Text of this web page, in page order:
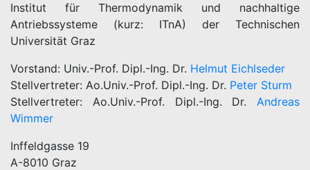
Institut für Thermodynamik und nachhaltige
Antriebssysteme (kurz: ITnA) der Technischen
Universität Graz
Vorstand: Univ.-Prof. Dipl.-Ing. Dr. Helmut Eichlseder
Stellvertreter: Ao.Univ.-Prof. Dipl.-Ing. Dr. Peter Sturm
Stellvertreter: Ao.Univ.-Prof. Dipl.-Ing. Dr. Andreas
Wimmer
Inffeldgasse 19
A-8010 Graz